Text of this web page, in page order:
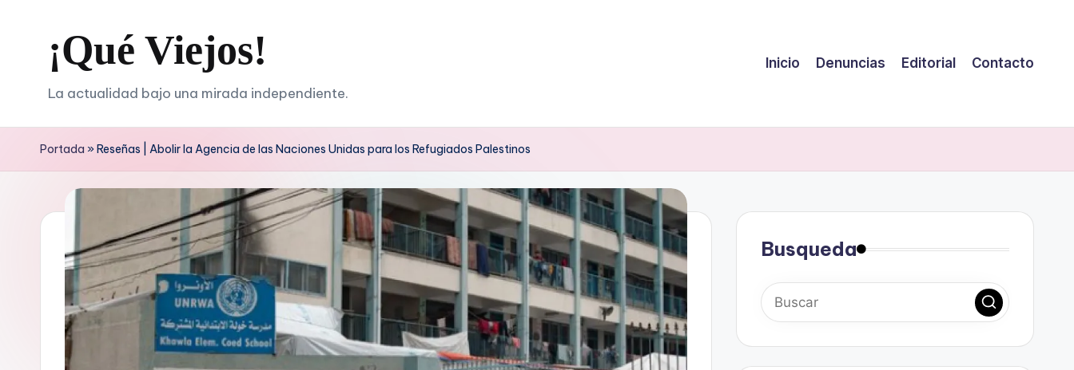
contenido
¡Qué Viejos!
La actualidad bajo una mirada independiente.
Inicio Denuncias Editorial Contacto
Portada »Reseñas | Abolir la Agencia de las Naciones Unidas para los Refugiados Palestinos
Busqueda